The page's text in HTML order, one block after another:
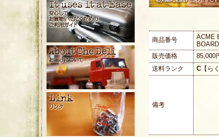
商品番号
ACME
BOARD
販売価格
85,000
送料ランク
C 【ら
備考